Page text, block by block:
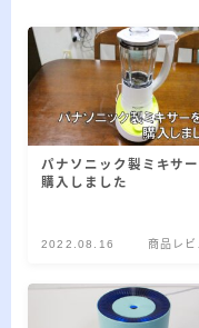
3月～
「秋
月～
2026.03.08
「見
2026.03.02
「さ
2026.01.21
2026
2026.01.02
パナソニック製ミキサ
購入しました
2022.08.16 商品レビ